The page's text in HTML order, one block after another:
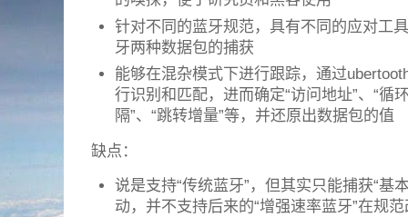
针对不同的蓝牙规范，具有不同的应对工
牙两种数据包的捕获
能够在混杂模式下进行跟踪，通过
行识别和匹配，进而确定“访问地址”、“循
隔”、“跳转增量”等，并还原出数据包的值
缺点：
说是支持“传统蓝牙”，但其实只能捕获“基
动，并不支持后来的“增强速率蓝牙”在规